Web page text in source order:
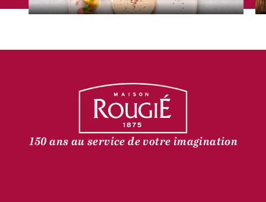
150 ans au service de votre imagination